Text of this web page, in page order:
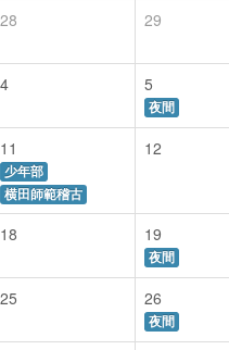
28 29
4 5
夜間
11
少年部
横田師範稽古
12
18 19
夜間
25 26
夜間